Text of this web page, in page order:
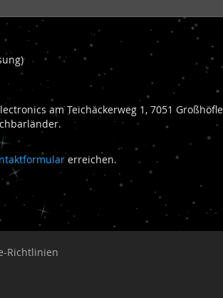
am Teichäckerweg 1, 7051
erreichen.
Richtlinien